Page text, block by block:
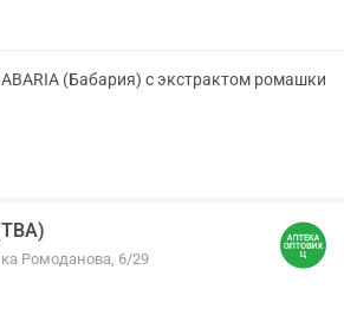
(Бабария) с экстрактом ромашки
Ромоданова, 6/29